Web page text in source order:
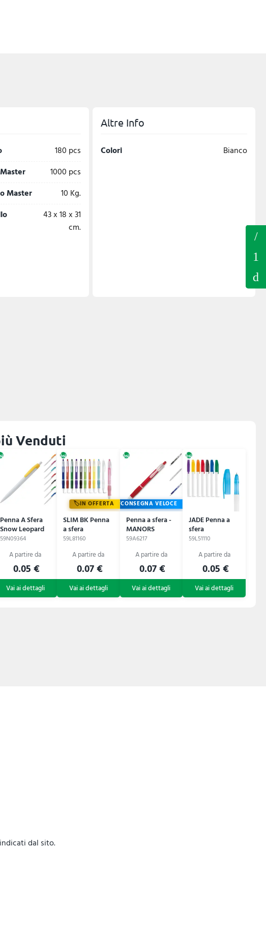
180 pcs
1000 pcs
Master
10 Kg.
43 x 18 x 31
cm.
Altre Info
Colori Bianco
Venduti
Penna A Sfera
Snow Leopard
59N09364
0.05 €
IN OFFERTA
SLIM BK Penna
a sfera
59L81160
0.07 €
CONSEGNA VELOCE
Penna a sfera -
MANORS
59A6217
0.07 €
JADE Penna a
sfera
59L51110
0.05 €
dal sito.